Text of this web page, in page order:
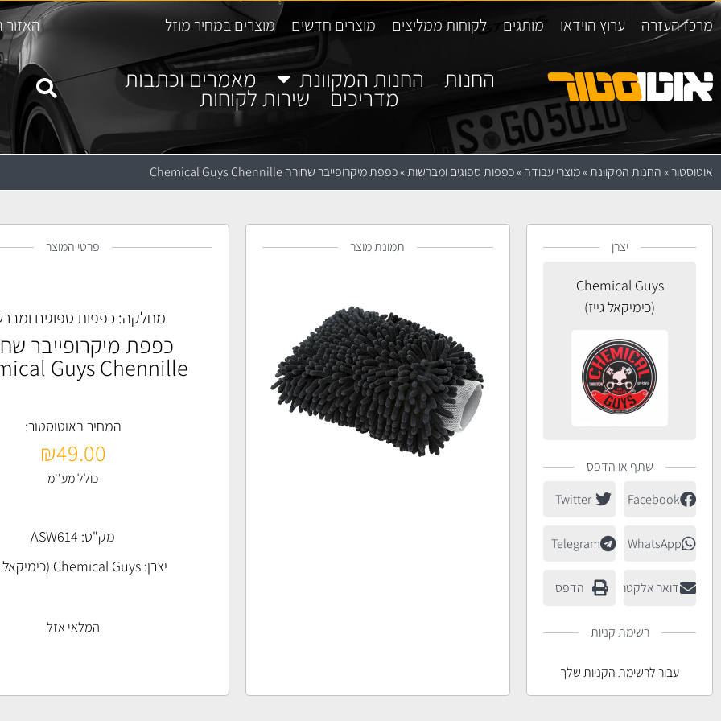
מרכז העזרה ערוץ הוידאו מותגים לקוחות ממליצים מוצרים חדשים מוצרים במחיר מוזל האזור
החנות החנות המקוונת מאמרים וכתבות
מדריכים שירות לקוחות
אוטוסטור»החנות המקוונת»מוצרי עבודה»כפפות ספוגים ומברשות»כפפת מיקרופייבר שחורה Chemical Guys Chennille
יצרן
Chemical Guys
(כימיקאל גייז)
שתף או הדפס
Facebook
Twitter
WhatsApp
Telegram
דואר אלקטרוני הדפס
רשימת קניות
עבור לרשימת הקניות שלך
תמונת מוצר פרטי המוצר
מחלקה:כפפות ספוגים
כפפת מיקרופייבר
Guys Chennille
המחיר באוטוסטור:
₪49.00
כולל מע''מ
מק"ט: ASW614
יצרן:Chemical Guys (כימיקאל גייז)
המלאי אזל